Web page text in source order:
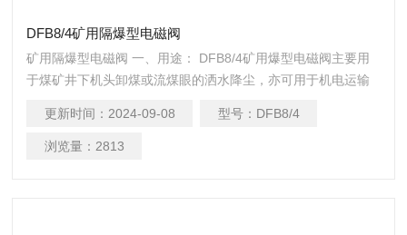
DFB8/4矿用隔爆型电磁阀
矿用隔爆型电磁阀 一、用途： DFB8/4矿用爆型电磁阀主要用
于煤矿井下机头卸煤或流煤眼的洒水降尘，亦可用于机电运输
降温灭火的场所
更新时间： 2024-09-08 型号： DFB8/4
浏览量： 2813